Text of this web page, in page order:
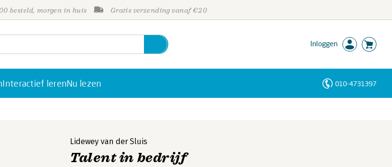
besteld, morgen in huis Gratis verzending vanaf €20
Inloggen
Interactief lerenNu lezen 010-4731397
Lidewey van der Sluis
Talent in bedrijf
Personen